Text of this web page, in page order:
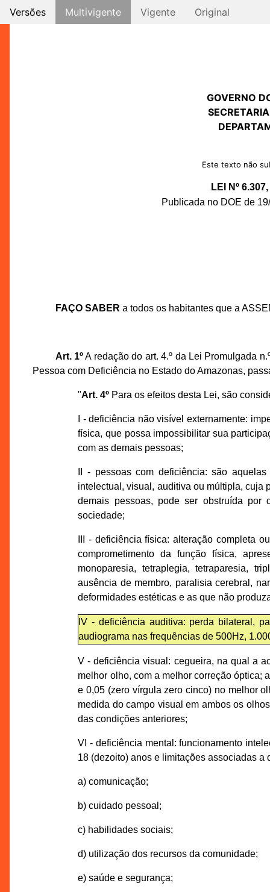
Versões Multivigente Vigente Original
GOVERNO
Este texto não
LEI Nº
Publicada no DOE de
FAÇO SABER a todos os habitantes que a
Art. 1ºA redação do art. 4.º da Lei Promulgada
Pessoa com Deficiência no Estado do Amazonas,
"Art. 4º Para os efeitos desta Lei, são
I - deficiência não visível externamente:
física, que possa impossibilitar sua
com as demais pessoas;
II - pessoas com deficiência: são
intelectual, visual, auditiva ou múltipla, cuja
demais pessoas, pode ser obstruída por
sociedade;
III - deficiência física: alteração completa
comprometimento da função física,
monoparesia, tetraplegia, tetraparesia,
ausência de membro, paralisia cerebral,
deformidades estéticas e as que não
IV - deficiência auditiva: perda bilateral,
audiograma nas frequências de 500Hz,
V - deficiência visual: cegueira, na qual a
melhor olho, com a melhor correção óptica;
e 0,05 (zero vírgula zero cinco) no melhor
medida do campo visual em ambos os
das condições anteriores;
VI - deficiência mental: funcionamento
18 (dezoito) anos e limitações associadas
a) comunicação;
b) cuidado pessoal;
c) habilidades sociais;
d) utilização dos recursos da comunidade;
e) saúde e segurança;